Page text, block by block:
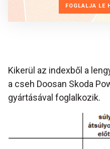
FOGLALJA LE
Kikerül az indexből a
a cseh Doosan Skoda
gyártásával foglalkozik.